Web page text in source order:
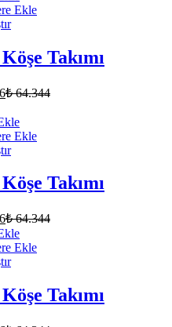
Ekle
Takımı
₺64.344
Ekle
Takımı
₺64.344
Ekle
Takımı